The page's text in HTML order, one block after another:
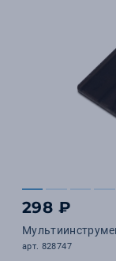
298 ₽
арт. 828747